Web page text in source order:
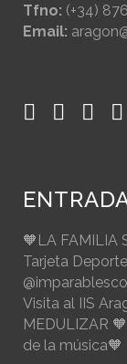
Tfno: (+34)
Email:
🧡LA FAMILIA
Tarjeta
Visita al IIS
MEDULIZAR
de la música🧡